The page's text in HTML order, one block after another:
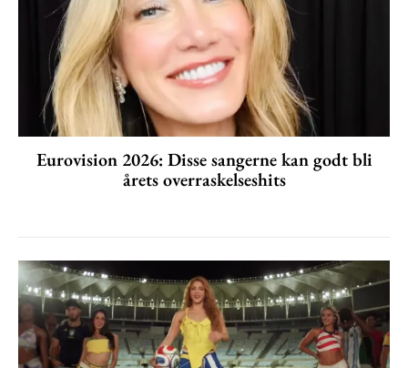
Eurovision 2026: Disse sangerne kan godt bli
årets overraskelseshits